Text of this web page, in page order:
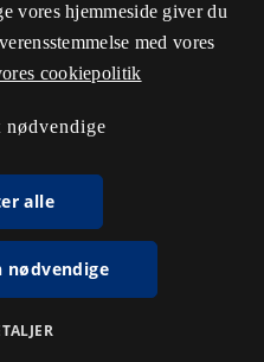
vores hjemmeside giver du
med vores
cookiepolitik
nødvendige
alle
nødvendige